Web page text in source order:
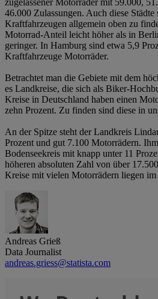
zugelassener Motorräder mit 59.000,
46.000 Zulassungen. Auch diese Städte
Kraftfahrzeugen allgemein oben zu
Motorrad-Anteil leicht höher als in
geringer. In Hamburg sind etwa 5,9
Kraftfahrzeuge Motorräder.
Betrachtet man die Gebiete mit dem
es Landkreise, die sich als Biker-
Kreise in Deutschland haben einen
zehn Prozent. Zu finden sind diese in
An der Spitze steht der Landkreis
Prozent und gut 7.100 Motorrädern.
Bodenseekreis mit knapp unter 11
höheren absoluten Zahl von über
Kreise mit vielen Motorrädern liegen
Andreas Grieß
Data Journalist
andreas.griess@statista.com